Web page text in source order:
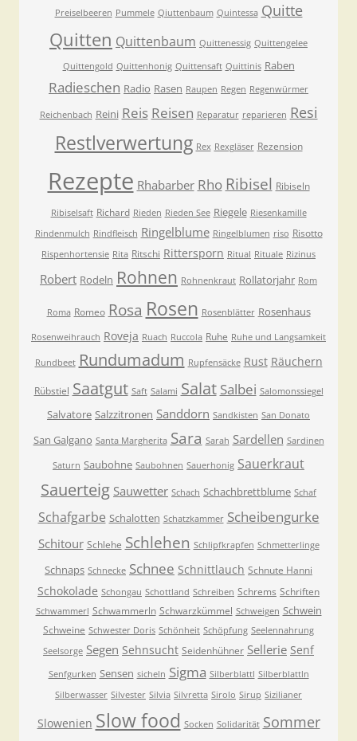
Preiselbeeren Pummele Qiuttenbaum Quintessa Quitte
Quitten Quittenbaum Quittenessig Quittengelee
Quittengold Quittenhonig Quittensaft Quittinis Raben
Radieschen Radio Rasen Raupen Regen Regenwürmer
Reichenbach Reini Reis Reisen Reparatur reparieren Resi
Restlverwertung Rex Rexgläser Rezension
Rezepte Rhabarber Rho Ribisel Ribiseln
Ribiselsaft Richard Rieden Rieden See Riegele Riesenkamille
Rindenmulch Rindfleisch Ringelblume Ringelblumen riso Risotto
Rispenhortensie Rita Ritschi Rittersporn Ritual Rituale Rizinus
Robert Rodeln Rohnen Rohnenkraut Rollatorjahr Rom
Roma Romeo Rosa Rosen Rosenblätter Rosenhaus
Rosenweihrauch Roveja Ruach Ruccola Ruhe Ruhe und Langsamkeit
Rundbeet Rundumadum Rupfensäcke Rust Räuchern
Rübstiel Saatgut Saft Salami Salat Salbei Salomonssiegel
Salvatore Salzzitronen Sanddorn Sandkisten San Donato
San Galgano Santa Margherita Sara Sarah Sardellen Sardinen
Saturn Saubohne Saubohnen Sauerhonig Sauerkraut
Sauerteig Sauwetter Schach Schachbrettblume Schaf
Schafgarbe Schalotten Schatzkammer Scheibengurke
Schitour Schlehe Schlehen Schlipfkrapfen Schmetterlinge
Schnaps Schnecke Schnee Schnittlauch Schnute Hanni
Schokolade Schongau Schottland Schreiben Schrems Schriften
Schwammerl Schwammerln Schwarzkümmel Schweigen Schwein
Schweine Schwester Doris Schönheit Schöpfung Seelennahrung
Seelsorge Segen Sehnsucht Seidenhühner Sellerie Senf
Senfgurken Sensen sicheln Sigma Silberblattl Silberblattln
Silberwasser Silvester Silvia Silvretta Sirolo Sirup Sizilianer
Slowenien Slow food Socken Solidarität Sommer